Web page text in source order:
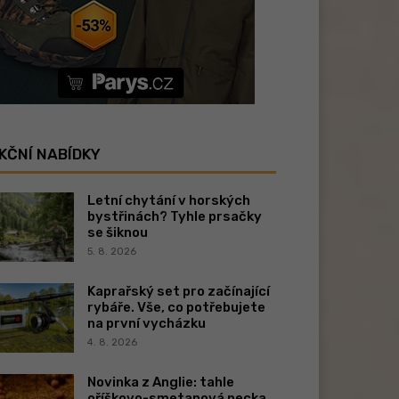
NABÍDKY
Letní chytání v horských
bystřinách? Tyhle prsačky
se šiknou
5. 8. 2026
Kaprařský set pro začínající
rybáře. Vše, co potřebujete
na první vycházku
4. 8. 2026
Novinka z Anglie: tahle